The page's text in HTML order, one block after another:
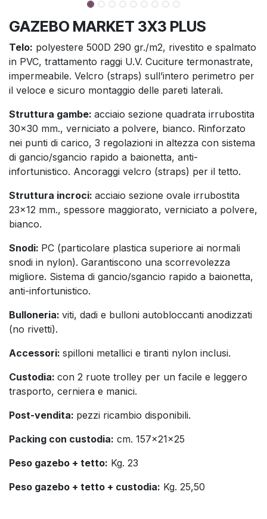
GAZEBO MARKET 3X3 PLUS
Telo: polyestere 500D 290 gr./m2, rivestito e spalmato
in PVC, trattamento raggi U.V. Cuciture termonastrate,
impermeabile. Velcro (straps) sull’intero perimetro per
il veloce e sicuro montaggio delle pareti laterali.
Struttura gambe: acciaio sezione quadrata irrubostita
30x30 mm., verniciato a polvere, bianco. Rinforzato
nei punti di carico, 3 regolazioni in altezza con sistema
di gancio/sgancio rapido a baionetta, anti-
infortunistico. Ancoraggi velcro (straps) per il tetto.
Struttura incroci: acciaio sezione ovale irrubostita
23x12 mm., spessore maggiorato, verniciato a polvere,
bianco.
Snodi: PC (particolare plastica superiore ai normali
snodi in nylon). Garantiscono una scorrevolezza
migliore. Sistema di gancio/sgancio rapido a baionetta,
anti-infortunistico.
Bulloneria: viti, dadi e bulloni autobloccanti anodizzati
(no rivetti).
Accessori: spilloni metallici e tiranti nylon inclusi.
Custodia: con 2 ruote trolley per un facile e leggero
trasporto, cerniera e manici.
Post-vendita: pezzi ricambio disponibili.
Packing con custodia: cm. 157x21x25
Peso gazebo + tetto: Kg. 23
Peso gazebo + tetto + custodia: Kg. 25,50